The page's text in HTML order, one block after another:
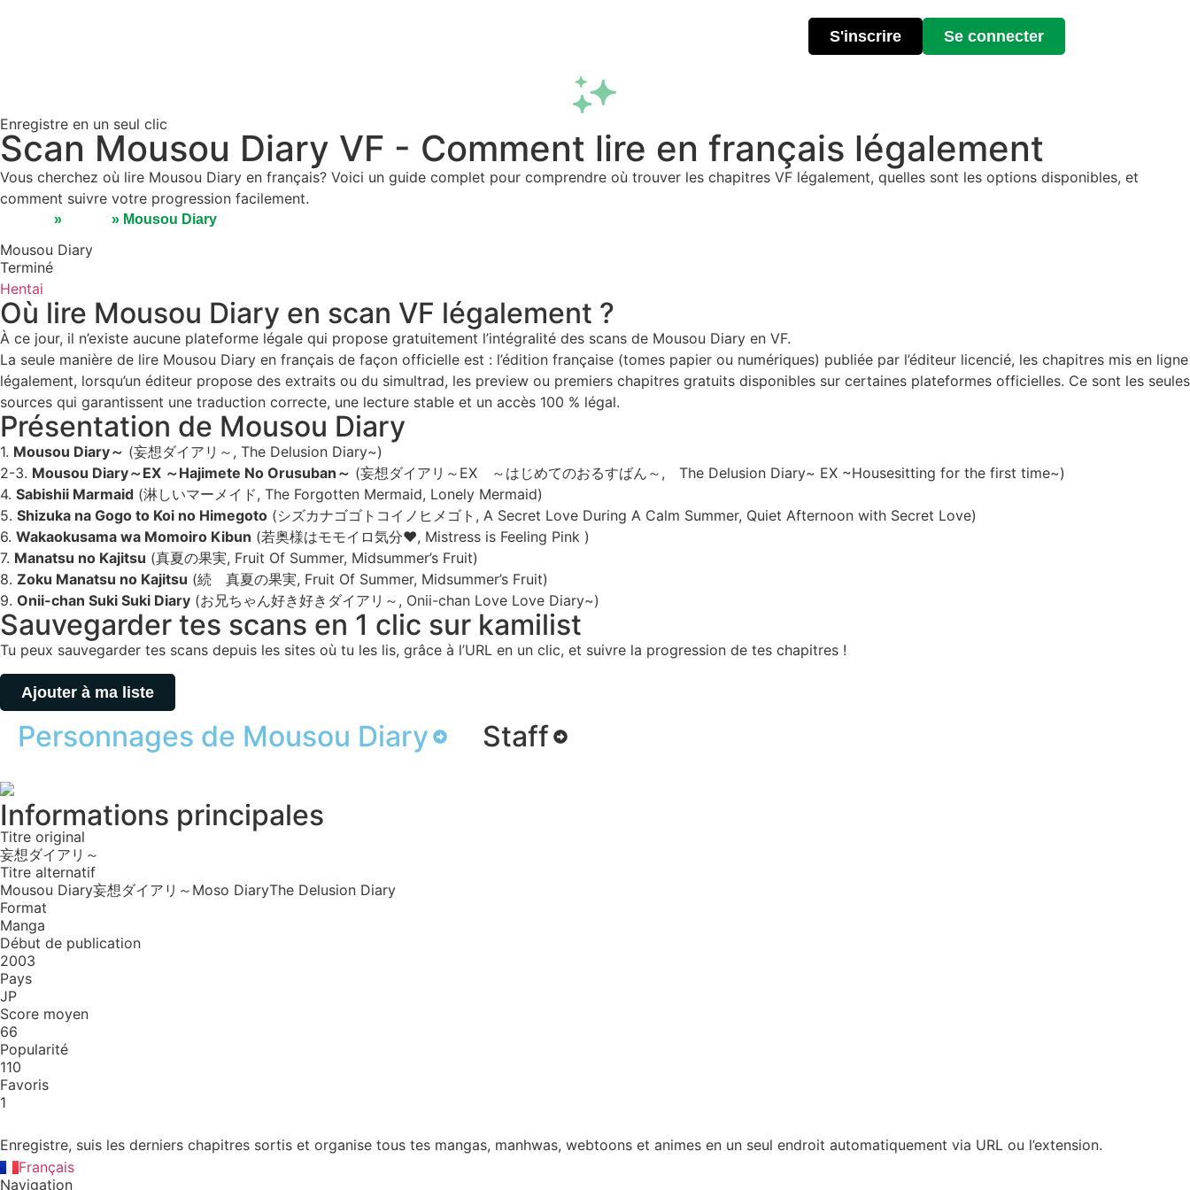
S'inscrire Se connecter
Enregistre en un seul clic
Scan Mousou Diary VF - Comment lire en français légalement
Vous cherchez où lire Mousou Diary en français? Voici un guide complet pour comprendre où trouver les chapitres VF légalement, quelles sont les options disponibles, et
comment suivre votre progression facilement.
» » Mousou Diary
Mousou Diary
Terminé
Hentai
Où lire Mousou Diary en scan VF légalement ?
À ce jour, il n’existe aucune plateforme légale qui propose gratuitement l’intégralité des scans de Mousou Diary en VF.
La seule manière de lire Mousou Diary en français de façon officielle est : l’édition française (tomes papier ou numériques) publiée par l’éditeur licencié, les chapitres mis en ligne
légalement, lorsqu’un éditeur propose des extraits ou du simultrad, les preview ou premiers chapitres gratuits disponibles sur certaines plateformes officielles. Ce sont les seules
sources qui garantissent une traduction correcte, une lecture stable et un accès 100 % légal.
Présentation de Mousou Diary
1. Mousou Diary～ (妄想ダイアリ～, The Delusion Diary~)
2-3. Mousou Diary～EX ～Hajimete No Orusuban～ (妄想ダイアリ～EX ～はじめてのおるすばん～, The Delusion Diary~ EX ~Housesitting for the first time~)
4. Sabishii Marmaid (淋しいマーメイド, The Forgotten Mermaid, Lonely Mermaid)
5. Shizuka na Gogo to Koi no Himegoto (シズカナゴゴトコイノヒメゴト, A Secret Love During A Calm Summer, Quiet Afternoon with Secret Love)
6. Wakaokusama wa Momoiro Kibun (若奥様はモモイロ気分♥, Mistress is Feeling Pink )
7. Manatsu no Kajitsu (真夏の果実, Fruit Of Summer, Midsummer’s Fruit)
8. Zoku Manatsu no Kajitsu (続 真夏の果実, Fruit Of Summer, Midsummer’s Fruit)
9. Onii-chan Suki Suki Diary (お兄ちゃん好き好きダイアリ～, Onii-chan Love Love Diary~)
Sauvegarder tes scans en 1 clic sur kamilist
Tu peux sauvegarder tes scans depuis les sites où tu les lis, grâce à l’URL en un clic, et suivre la progression de tes chapitres !
Ajouter à ma liste
Personnages de Mousou Diary Staff
Informations principales
Titre original
妄想ダイアリ～
Titre alternatif
Mousou Diary妄想ダイアリ～ Moso DiaryThe Delusion Diary
Format
Manga
Début de publication
2003
Pays
JP
Score moyen
66
Popularité
110
Favoris
1
Enregistre, suis les derniers chapitres sortis et organise tous tes mangas, manhwas, webtoons et animes en un seul endroit automatiquement via URL ou l’extension.
Français
English
Navigation